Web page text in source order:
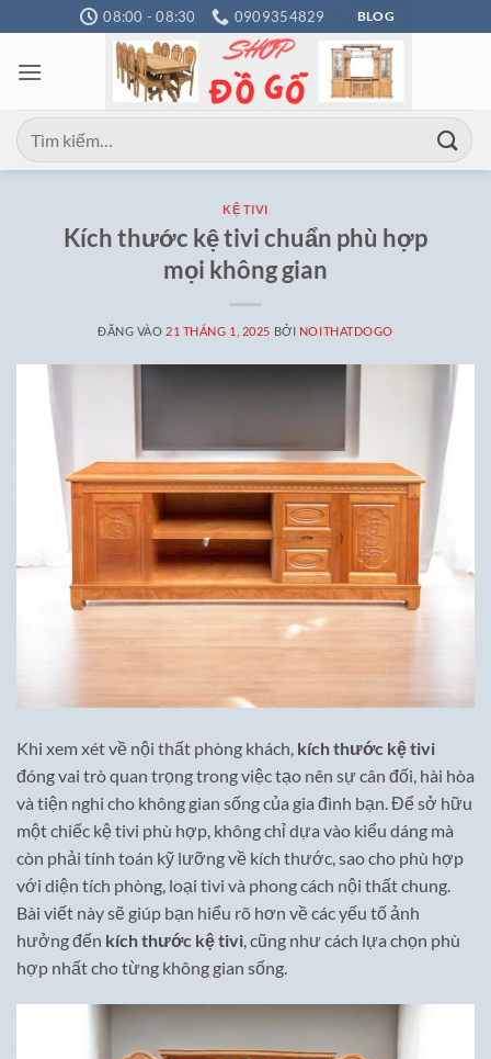
qua
nội
08:00 - 08:30 0909354829 BLOG
Tìm
kiếm:
KỆ TIVI
Kích thước kệ tivi chuẩn phù hợp
mọi không gian
ĐĂNG VÀO 21 THÁNG 1, 2025 BỞI NOITHATDOGO
Khi xem xét về nội thất phòng khách, kích thước kệ tivi
đóng vai trò quan trọng trong việc tạo nên sự cân đối, hài hòa
và tiện nghi cho không gian sống của gia đình bạn. Để sở hữu
một chiếc kệ tivi phù hợp, không chỉ dựa vào kiểu dáng mà
còn phải tính toán kỹ lưỡng về kích thước, sao cho phù hợp
với diện tích phòng, loại tivi và phong cách nội thất chung.
Bài viết này sẽ giúp bạn hiểu rõ hơn về các yếu tố ảnh
hưởng đến kích thước kệ tivi, cũng như cách lựa chọn phù
hợp nhất cho từng không gian sống.